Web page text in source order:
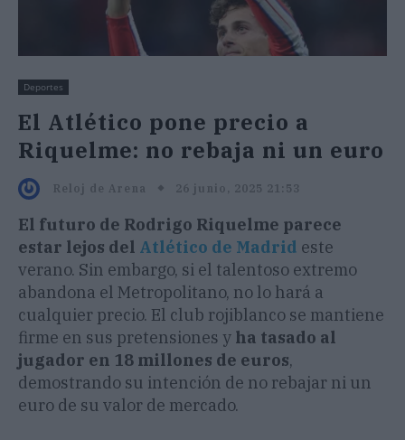
Deportes
El Atlético pone precio a
Riquelme: no rebaja ni un euro
Reloj de Arena 26 junio, 2025 21:53
El futuro de Rodrigo Riquelme parece
estar lejos del Atlético de Madrid este
verano. Sin embargo, si el talentoso extremo
abandona el Metropolitano, no lo hará a
cualquier precio. El club rojiblanco se mantiene
firme en sus pretensiones y ha tasado al
jugador en 18 millones de euros,
demostrando su intención de no rebajar ni un
euro de su valor de mercado.